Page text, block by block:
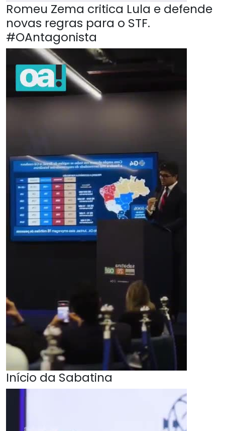
Romeu Zema critica Lula e defende
novas regras para o STF.
#OAntagonista
Início da Sabatina